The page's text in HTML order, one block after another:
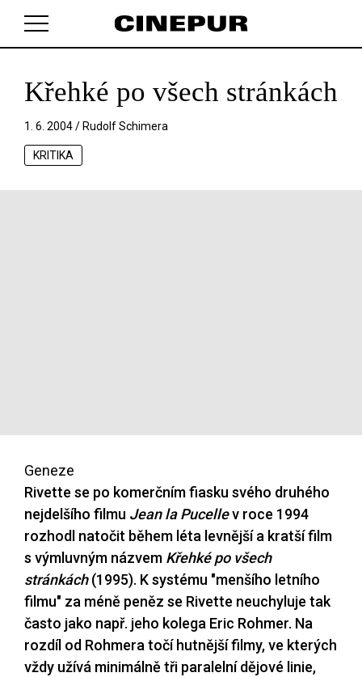
V košíku zatím nemáte žádné položky.
Křehké po všech stránkách
1. 6. 2004 / Rudolf Schimera
KRITIKA
Geneze
Rivette se po komerčním fiasku svého druhého
nejdelšího filmu Jean la Pucellev roce 1994
rozhodl natočit během léta levnější a kratší film
s výmluvným názvem Křehké po všech
stránkách(1995). K systému "menšího letního
filmu" za méně peněz se Rivette neuchyluje tak
často jako např. jeho kolega Eric Rohmer. Na
rozdíl od Rohmera točí hutnější filmy, ve kterých
vždy užívá minimálně tři paralelní dějové linie,